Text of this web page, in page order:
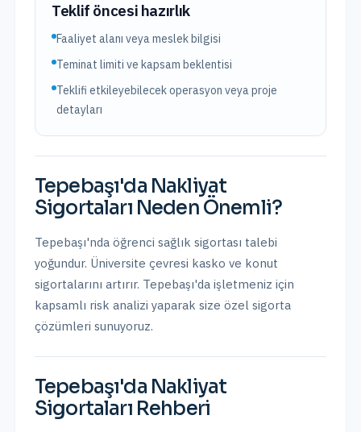
Teklif öncesi hazırlık
Faaliyet alanı veya meslek bilgisi
Teminat limiti ve kapsam beklentisi
Teklifi etkileyebilecek operasyon veya proje
detayları
Tepebaşı'da Nakliyat
Sigortaları Neden Önemli?
Tepebaşı'nda öğrenci sağlık sigortası talebi
yoğundur. Üniversite çevresi kasko ve konut
sigortalarını artırır. Tepebaşı'da işletmeniz için
kapsamlı risk analizi yaparak size özel sigorta
çözümleri sunuyoruz.
Tepebaşı'da Nakliyat
Sigortaları Rehberi